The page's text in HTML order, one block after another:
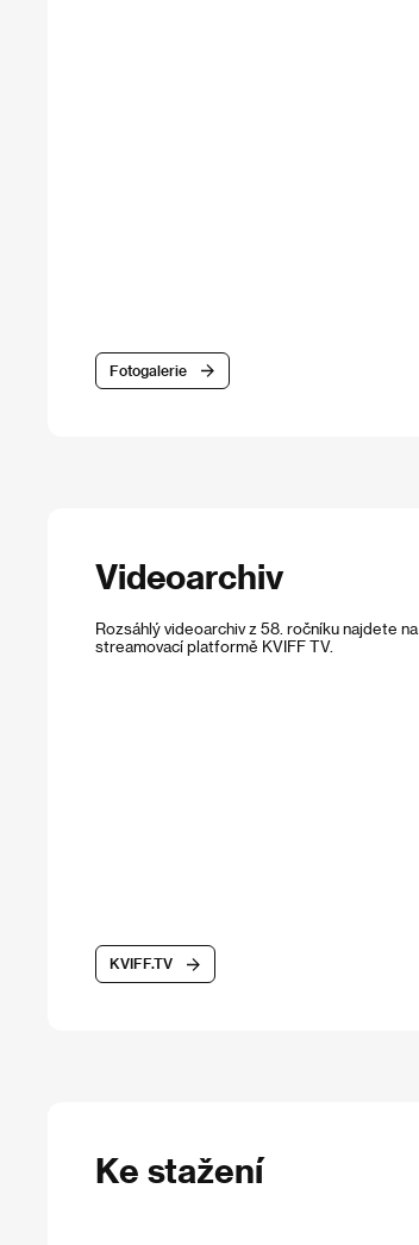
Fotogalerie
Videoarchiv
Rozsáhlý videoarchiv z 58. ročníku najdete na
streamovací platformě KVIFF TV.
KVIFF.TV
Ke stažení